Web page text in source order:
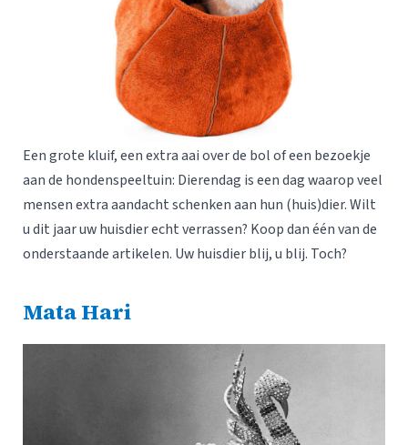
Een grote kluif, een extra aai over de bol of een bezoekje
aan de hondenspeeltuin: Dierendag is een dag waarop veel
mensen extra aandacht schenken aan hun (huis)dier. Wilt
u dit jaar uw huisdier echt verrassen? Koop dan één van de
onderstaande artikelen. Uw huisdier blij, u blij. Toch?
Mata Hari